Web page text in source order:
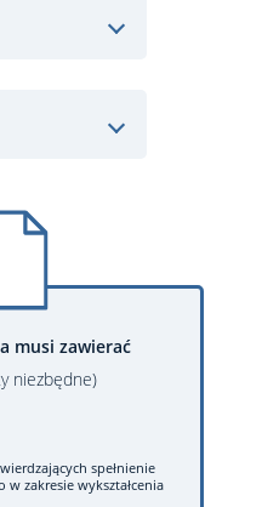
musi zawierać
niezbędne)
spełnienie
zakresie wykształcenia